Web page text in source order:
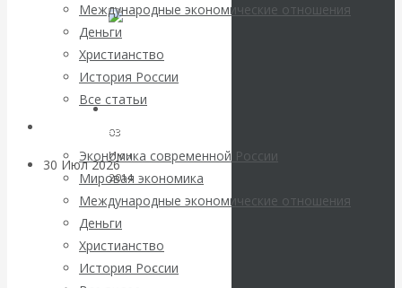
Международные экономические отношения
Деньги
Христианство
История России
Все статьи
Архив Видео
Экономика современной России
Мировая экономика
Международные экономические отношения
Деньги
Христианство
История России
Минфины хотят
быть главнее
Центробанков?
30 Июл 2026Цифровая
экономика
Валентин
03
Июн
2014
Анонсы,
пострелизы
и
события,